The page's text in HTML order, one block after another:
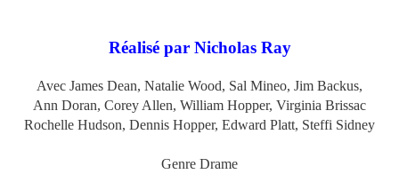
Réalisé par Nicholas Ray
Avec James Dean, Natalie Wood, Sal Mineo, Jim Backus,
Ann Doran, Corey Allen, William Hopper, Virginia Brissac
Rochelle Hudson, Dennis Hopper, Edward Platt, Steffi Sidney
Genre Drame